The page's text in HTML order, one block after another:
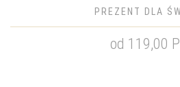
PREZENT DLA
od 119,00